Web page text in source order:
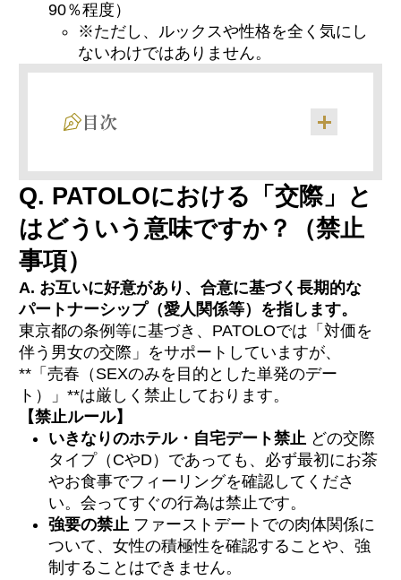
90％程度）
※ただし、ルックスや性格を全く気にし
ないわけではありません。
目次
Q. PATOLOにおける「交際」と
はどういう意味ですか？（禁止
事項）
A. お互いに好意があり、合意に基づく長期的な
パートナーシップ（愛人関係等）を指します。
東京都の条例等に基づき、PATOLOでは「対価を
伴う男女の交際」をサポートしていますが、
**「売春（SEXのみを目的とした単発のデー
ト）」**は厳しく禁止しております。
【禁止ルール】
いきなりのホテル・自宅デート禁止どの交際
タイプ（CやD）であっても、必ず最初にお茶
やお食事でフィーリングを確認してくださ
い。会ってすぐの行為は禁止です。
強要の禁止ファーストデートでの肉体関係に
ついて、女性の積極性を確認することや、強
制することはできません。